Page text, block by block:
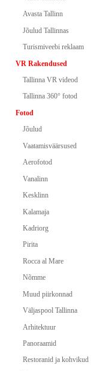
Avasta Tallinn
Jõulud Tallinnas
Turismiveebi reklaam
VR Rakendused
Tallinna VR videod
Tallinna 360° fotod
Fotod
Jõulud
Vaatamisväärsused
Aerofotod
Vanalinn
Kesklinn
Kalamaja
Kadriorg
Pirita
Rocca al Mare
Nõmme
Muud piirkonnad
Väljaspool Tallinna
Arhitektuur
Panoraamid
Restoranid ja kohvikud